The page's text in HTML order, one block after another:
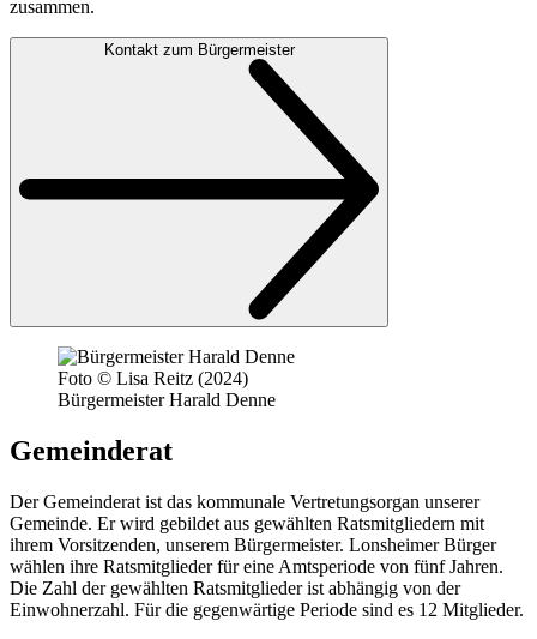
zusammen.
Kontakt zum Bürgermeister
Foto © Lisa Reitz (2024)
Bürgermeister Harald Denne
Gemeinderat
Der Gemeinderat ist das kommunale Vertretungsorgan unserer
Gemeinde. Er wird gebildet aus gewählten Ratsmitgliedern mit
ihrem Vorsitzenden, unserem Bürgermeister. Lonsheimer Bürger
wählen ihre Ratsmitglieder für eine Amtsperiode von fünf Jahren.
Die Zahl der gewählten Ratsmitglieder ist abhängig von der
Einwohnerzahl. Für die gegenwärtige Periode sind es 12 Mitglieder.